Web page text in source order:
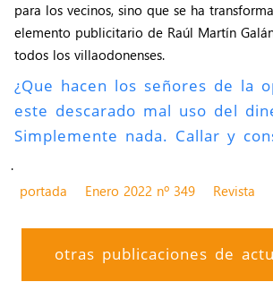
para los vecinos, sino que se ha
elemento publicitario de Raúl Martín
todos los villaodonenses.
¿Que hacen los señores de la
este descarado mal uso del
Simplemente nada. Callar y
.
portada
Enero 2022 nº 349 Revista
otras publicaciones de